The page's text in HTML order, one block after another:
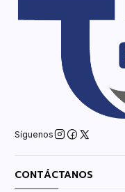
Síguenos
CONTÁCTANOS